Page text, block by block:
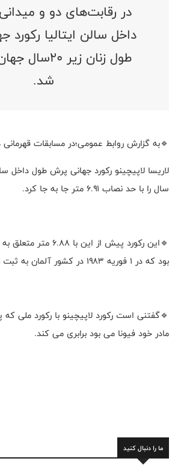
در رقابت‌های دو و
داخل سالن ایتالیا رکورد
طول زنان زیر
شد.
🔹به گزارش روابط عمومی؛در مسابقات قهرمانی
لاریسا لاپیچینو رکورد جهانی پرش طول داخل
سال را با حد نصاب ۶.۹۱ متر جا به جا کرد.
🔹این رکورد پیش از این
بود که در ۱ فوریه ۱۹۸۳ در کشور آلمان به ثبت رسید.
🔹گفتنی است رکورد لاپیچینو با رکورد ملی
مادر خود فیونا می بود برابری می کند.
ما را دنبال کنید